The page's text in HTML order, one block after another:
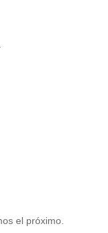
el próximo.